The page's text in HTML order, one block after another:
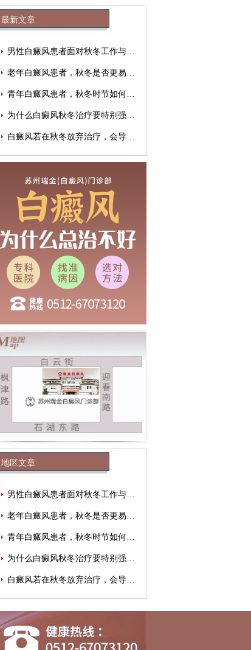
最新文章
男性白癜风患者面对秋冬工作与生活压力
青年白癜风患者，秋冬时节如何有效缓解
地区文章
男性白癜风患者面对秋冬工作与生活压力
青年白癜风患者，秋冬时节如何有效缓解